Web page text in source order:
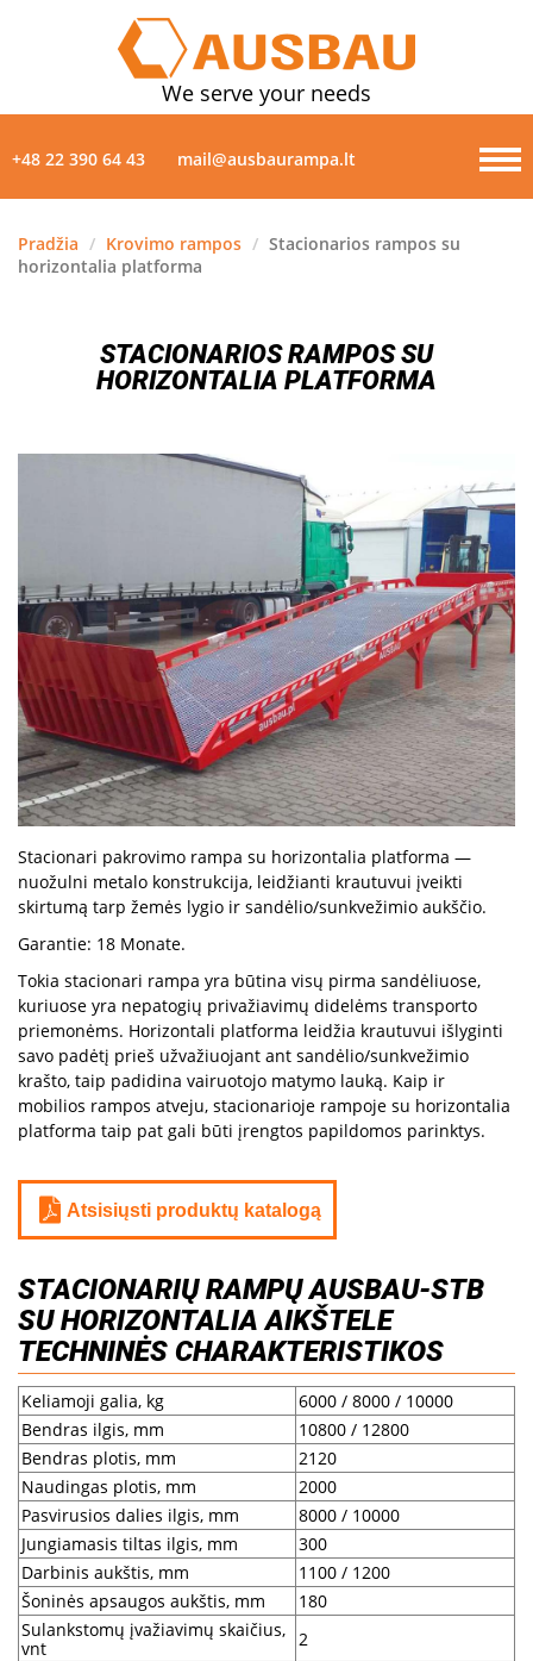
We serve your needs
+48 22 390 64 43 mail@ausbaurampa.lt
PRODUKTAI
GALERIJA
Pradžia / Krovimo rampos / Stacionarios rampos su
horizontalia platforma
STACIONARIOS RAMPOS SU
HORIZONTALIA PLATFORMA
Stacionari pakrovimo rampa su horizontalia platforma —
nuožulni metalo konstrukcija, leidžianti krautuvui įveikti
skirtumą tarp žemės lygio ir sandėlio/sunkvežimio aukščio.
Garantie: 18 Monate.
Tokia stacionari rampa yra būtina visų pirma sandėliuose,
kuriuose yra nepatogių privažiavimų didelėms transporto
priemonėms. Horizontali platforma leidžia krautuvui išlyginti
savo padėtį prieš užvažiuojant ant sandėlio/sunkvežimio
krašto, taip padidina vairuotojo matymo lauką. Kaip ir
mobilios rampos atveju, stacionarioje rampoje su horizontalia
platforma taip pat gali būti įrengtos papildomos parinktys.
Atsisiųsti produktų katalogą
STACIONARIŲ RAMPŲ AUSBAU-STB
SU HORIZONTALIA AIKŠTELE
TECHNINĖS CHARAKTERISTIKOS
Keliamoji galia, kg
6000 / 8000 / 10000
Bendras ilgis, mm
10800 / 12800
Bendras plotis, mm
2120
Naudingas plotis, mm
2000
Pasvirusios dalies ilgis, mm
8000 / 10000
Jungiamasis tiltas ilgis, mm
300
Darbinis aukštis, mm
1100 / 1200
Šoninės apsaugos aukštis, mm
180
Sulankstomų įvažiavimų skaičius,
vnt
2